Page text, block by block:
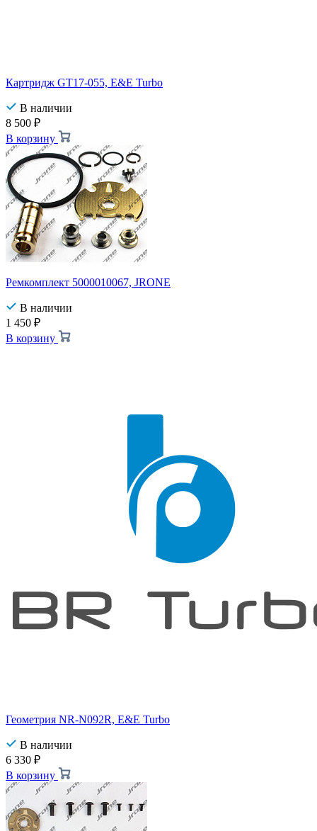
Картридж GT17-055, E&E Turbo
В наличии
8 500 ₽
В корзину
Ремкомплект 5000010067, JRONE
В наличии
1 450 ₽
В корзину
Геометрия NR-N092R, E&E Turbo
В наличии
6 330 ₽
В корзину